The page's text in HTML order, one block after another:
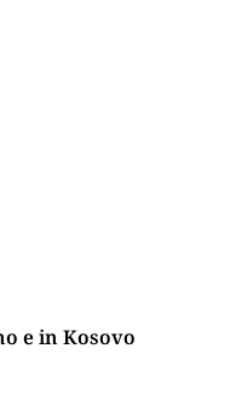
e in Kosovo